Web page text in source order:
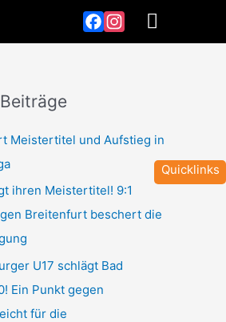
Facebook
Instagram
Meistertitel und Aufstieg in
ihren Meistertitel! 9:1
Breitenfurt beschert die
U17 schlägt Bad
Ein Punkt gegen
für die
Quicklinks